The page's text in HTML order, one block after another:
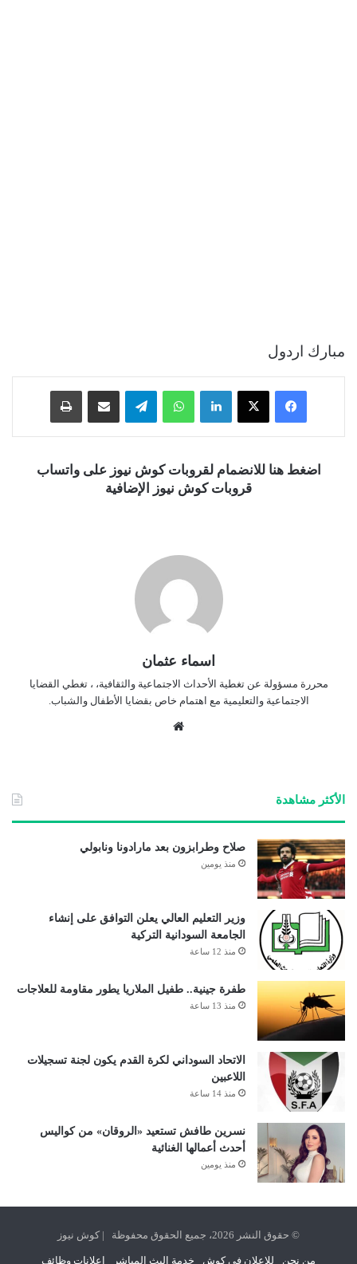
مبارك اردول
فيسبوك ‫X لينكدإن واتساب تيلقرام
اضغط هنا للانضمام لقروبات كوش نيوز على واتساب
قروبات كوش نيوز الإضافية
اسماء عثمان
محررة مسؤولة عن تغطية الأحداث الاجتماعية والثقافية، ، تغطي القضايا
الاجتماعية والتعليمية مع اهتمام خاص بقضايا الأطفال والشباب.
الأكثر مشاهدة
صلاح وطرابزون بعد مارادونا ونابولي
منذ يومين
وزير التعليم العالي يعلن التوافق على إنشاء
الجامعة السودانية التركية
منذ 12 ساعة
طفرة جينية.. طفيل الملاريا يطور مقاومة للعلاجات
منذ 13 ساعة
الاتحاد السوداني لكرة القدم يكون لجنة تسجيلات
اللاعبين
منذ 14 ساعة
نسرين طافش تستعيد «الروقان» من كواليس
أحدث أعمالها الغنائية
منذ يومين
© حقوق النشر 2026، جميع الحقوق محفوظة | كوش نيوز
من نحن للإعلان في كوش خدمة البث المباشر اعلانات وظائف